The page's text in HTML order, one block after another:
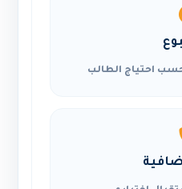
احتياج الطالب